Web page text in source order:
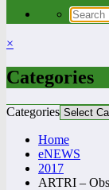
×
Categories
Categories
Home
eNEWS
2017
ARTRI –